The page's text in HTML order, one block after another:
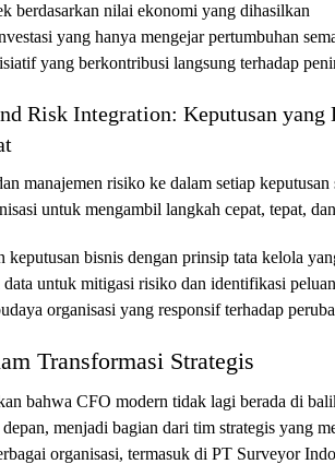
berdasarkan nilai ekonomi yang dihasilkan
yang hanya mengejar pertumbuhan
yang berkontribusi langsung terhadap
Risk Integration: Keputusan yang
manajemen risiko ke dalam setiap
untuk mengambil langkah cepat, tepat,
keputusan bisnis dengan prinsip tata kelola
untuk mitigasi risiko dan identifikasi
organisasi yang responsif terhadap
Transformasi Strategis
bahwa CFO modern tidak lagi berada di
menjadi bagian dari tim strategis yang
organisasi, termasuk di PT Surveyor